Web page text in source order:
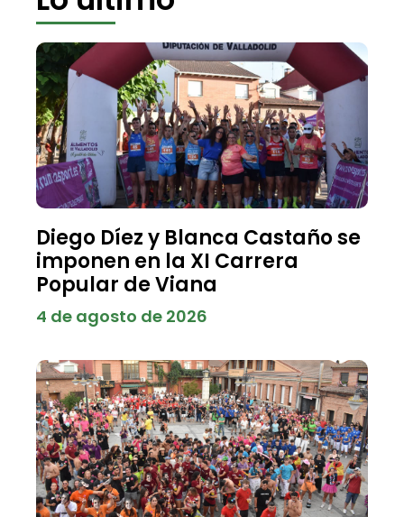
Diego Díez y Blanca Castaño se
imponen en la XI Carrera
Popular de Viana
4 de agosto de 2026